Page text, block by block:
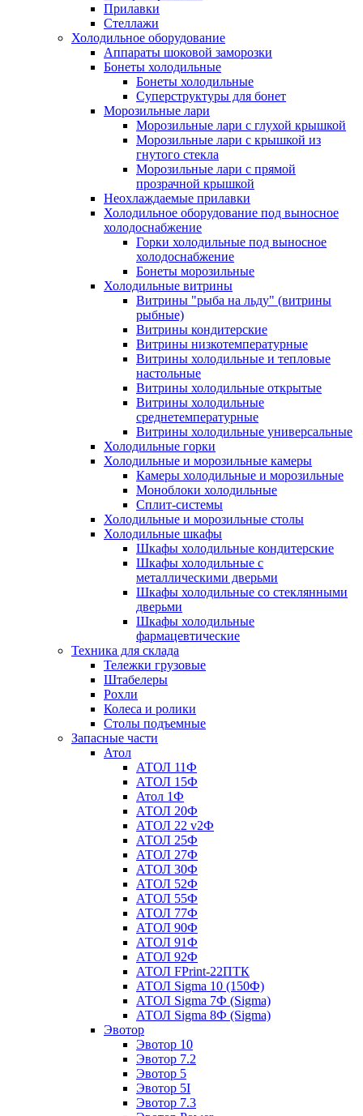
Прилавки
Стеллажи
Холодильное оборудование
Аппараты шоковой заморозки
Бонеты холодильные
Бонеты холодильные
Суперструктуры для бонет
Морозильные лари
Морозильные лари с глухой крышкой
Морозильные лари с крышкой из
гнутого стекла
Морозильные лари с прямой
прозрачной крышкой
Неохлаждаемые прилавки
Холодильное оборудование под выносное
холодоснабжение
Горки холодильные под выносное
холодоснабжение
Бонеты морозильные
Холодильные витрины
Витрины "рыба на льду" (витрины
рыбные)
Витрины кондитерские
Витрины низкотемпературные
Витрины холодильные и тепловые
настольные
Витрины холодильные открытые
Витрины холодильные
среднетемпературные
Витрины холодильные универсальные
Холодильные горки
Холодильные и морозильные камеры
Камеры холодильные и морозильные
Моноблоки холодильные
Сплит-системы
Холодильные и морозильные столы
Холодильные шкафы
Шкафы холодильные кондитерские
Шкафы холодильные с
металлическими дверьми
Шкафы холодильные со стеклянными
дверьми
Шкафы холодильные
фармацевтические
Техника для склада
Тележки грузовые
Штабелеры
Рохли
Колеса и ролики
Столы подъемные
Запасные части
Атол
АТОЛ 11Ф
АТОЛ 15Ф
Атол 1Ф
АТОЛ 20Ф
АТОЛ 22 v2Ф
АТОЛ 25Ф
АТОЛ 27Ф
АТОЛ 30Ф
АТОЛ 52Ф
АТОЛ 55Ф
АТОЛ 77Ф
АТОЛ 90Ф
АТОЛ 91Ф
АТОЛ 92Ф
АТОЛ FPrint-22ПТК
АТОЛ Sigma 10 (150Ф)
АТОЛ Sigma 7Ф (Sigma)
АТОЛ Sigma 8Ф (Sigma)
Эвотор
Эвотор 10
Эвотор 7.2
Эвотор 5
Эвотор 5I
Эвотор 7.3